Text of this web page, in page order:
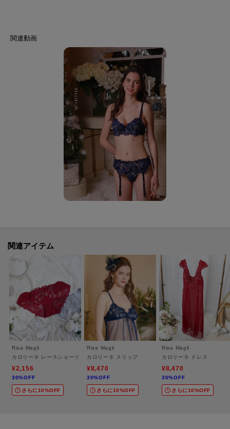
＜パターン＞
カップ前と脇が高めの、サイドを押さえる接ぎ構造で安定感のあるSharpなシ
ルエットを演出します。Gカップ～は下カップにボーンを入れ、3段ホックを
使用することにより、ボリュームのあるバストをしっかり支えます。
＜こんな方におすすめです＞
脇サイドの余分なお肉が気になる方
デコルテラインにボリュームが欲しい方
楽な着け心地と安定感が欲しい方
・ホック：3段×3列
＜関連アイテム＞
お揃いのアイテムは以下よりご確認ください。
・69280 ブラジャー（B・C・D）
・69281 ブラジャー（E・F）
・69282 ブラジャー（G・H）
・59283 ソフトブラ
・79280 ノーマルショーツ
・79284 スペシャルTバックショーツ
・79289 スペシャルレースショーツ
関連アイテム
Risa Magli
カロリーネ レースショーツ
¥2,156
30%OFF
さらに10%OFF
Risa Magli
カロリーネ スリップ
¥8,470
30%OFF
さらに10%OFF
Risa Magli
カロリーネ ドレス
¥8,470
30%OFF
さらに10%OFF